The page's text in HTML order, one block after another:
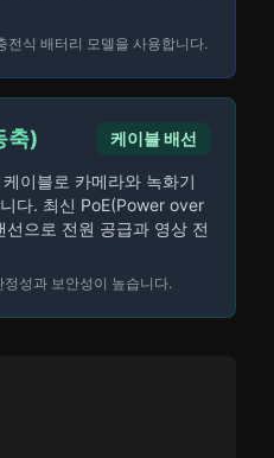
전식 배터리 모델을 사용합니다.
축) 케이블 배선
이블로 카메라와 녹화기
다. 최신 PoE(Power over
으로 전원 공급과 영상 전
성과 보안성이 높습니다.